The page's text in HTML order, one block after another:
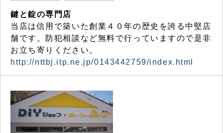
鍵と錠の専門店
当店は信用で築いた創業４０年の歴史を誇る中堅店
舗です。防犯相談など無料で行っていますので是非
お立ち寄りください。
http://nttbj.itp.ne.jp/0143442759/index.html